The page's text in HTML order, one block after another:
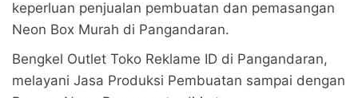
keperluan penjualan pembuatan dan pemasangan
Neon Box Murah di Pangandaran.
Bengkel Outlet Toko Reklame ID di Pangandaran,
melayani Jasa Produksi Pembuatan sampai dengan